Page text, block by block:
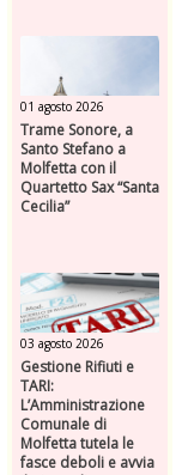
01 agosto 2026
Trame Sonore, a
Santo Stefano a
Molfetta con il
Quartetto Sax “Santa
Cecilia”
03 agosto 2026
Gestione Rifiuti e
TARI:
L’Amministrazione
Comunale di
Molfetta tutela le
fasce deboli e avvia